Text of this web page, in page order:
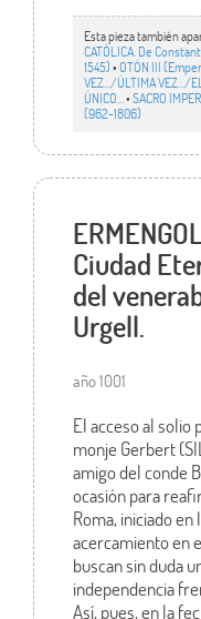
Esta pieza también
CATÓLICA. De
1545)•OTÓN III
VEZ.../ÚLTIMA VEZ…/
ÚNICO… •SACRO
(962-1806)
Ciudad
del
Urgell.
año 1001
El acceso al
monje Gerbert
amigo del conde
ocasión para
Roma, iniciado
acercamiento en
buscan sin duda
independencia
Así, pues, en la